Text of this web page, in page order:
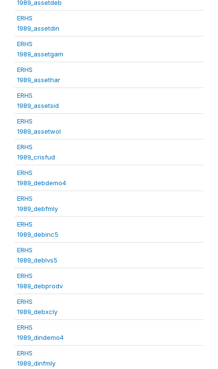
1989_assetdeb
ERHS
1989_assetdin
ERHS
1989_assetgam
ERHS
1989_assethar
ERHS
1989_assetsid
ERHS
1989_assetwol
ERHS
1989_crisfud
ERHS
1989_debdemo4
ERHS
1989_debfmly
ERHS
1989_debinc5
ERHS
1989_deblvs5
ERHS
1989_debprodv
ERHS
1989_debxcly
ERHS
1989_dindemo4
ERHS
1989_dinfmly